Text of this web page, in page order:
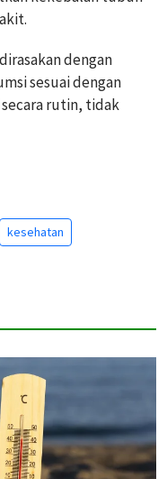
dengan
sesuai dengan
rutin, tidak
kesehatan